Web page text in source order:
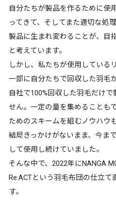
自分たちが製品を作るために使
ってきて、そしてまた適切な処
製品に生まれ変わることが、目
と考えています。
しかし、私たちが使用している
一部に自分たちで回収した羽毛
自社で100%回収した羽毛だけ
せん。一定の量を集めることも
ためのスキームを組むノウハウ
結局きっかけがないまま、今ま
して使用し続けていました。
そんな中で、2022年にNANGA
Re:ACTという羽毛布団の仕立
す。